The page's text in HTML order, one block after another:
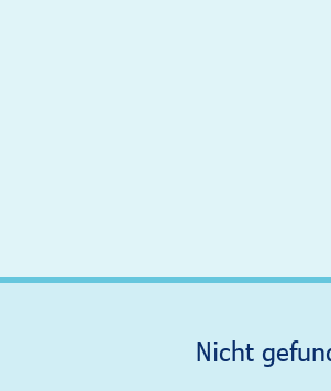
Nicht